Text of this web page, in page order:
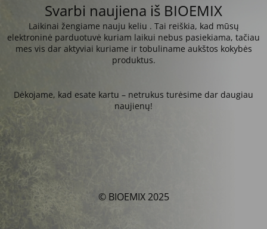
Svarbi naujiena iš BIOEMIX
Laikinai žengiame nauju keliu . Tai reiškia, kad mūsų
elektroninė parduotuvė kuriam laikui nebus pasiekiama, tačiau
mes vis dar aktyviai kuriame ir tobuliname aukštos kokybės
produktus.
Dėkojame, kad esate kartu – netrukus turėsime dar daugiau
naujienų!
© BIOEMIX 2025